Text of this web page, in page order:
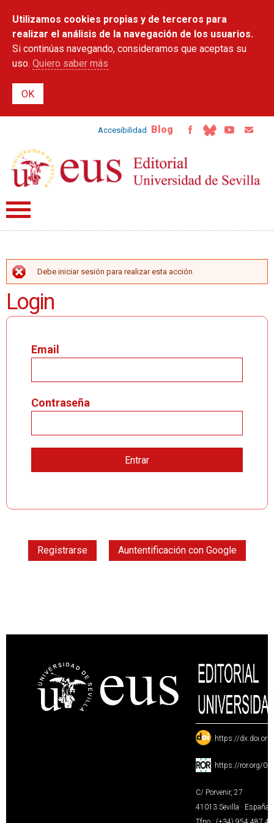
contenido
principal
Utilizamos cookies propias y de terceros para
realizar el análisis de la navegación de los usuarios.
Si continúas navegando, consideramos que aceptas su
uso. Quiero saber más
Accesibilidad Blog
MENSAJE DE ERROR
Debe iniciar sesión para realizar esta acción
Login
Email
Contraseña
Registrarse Auntentificación con Google
: https://
: https://ror.org/
C/ Porvenir, 27
41013 Sevilla · España